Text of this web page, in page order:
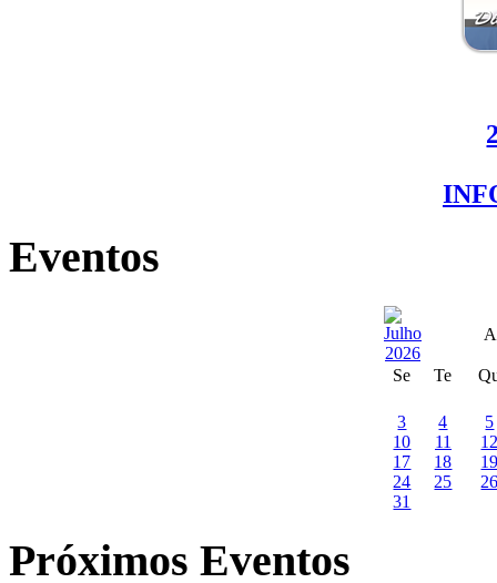
Eventos
Se Te
3 4
5
10
11
17
18
24
25
31
Próximos Eventos